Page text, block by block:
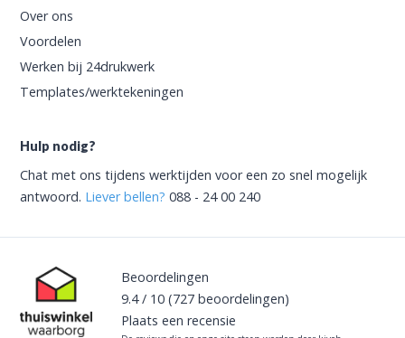
Over ons
Voordelen
Werken bij 24drukwerk
Templates/werktekeningen
Hulp nodig?
Chat met ons tijdens werktijden voor een zo snel mogelijk
antwoord. Liever bellen? 088 - 24 00 240
Beoordelingen
9.4/ 10 (727 beoordelingen)
Plaats een recensie